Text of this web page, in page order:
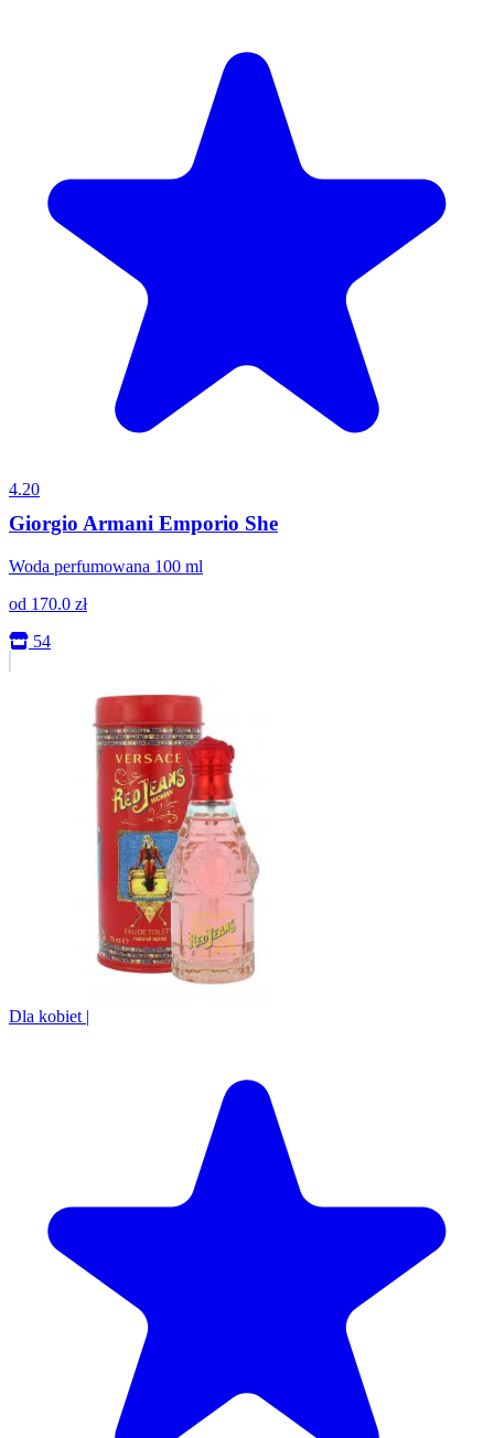
4.20
Giorgio Armani Emporio She
Woda perfumowana 100 ml
od 170.0 zł
54
Dla kobiet |